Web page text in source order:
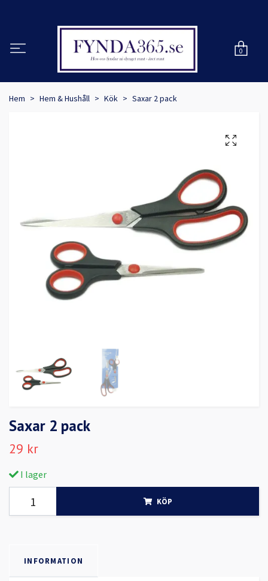
0
Hem Hem & Hushåll Kök Saxar 2 pack
Saxar 2 pack
29 kr
I lager
KÖP
INFORMATION